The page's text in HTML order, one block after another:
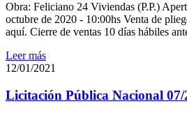
Obra: Feliciano 24 Viviendas (P.P.)
octubre de 2020 - 10:00hs Venta de
aquí. Cierre de ventas 10 días hábiles
Leer más
12/01/2021
Licitación Pública Nacional